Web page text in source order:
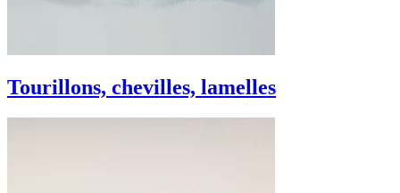
Tourillons, chevilles, lamelles